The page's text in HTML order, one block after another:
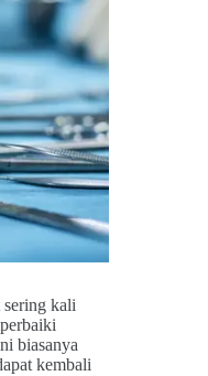
sering kali
biasanya
kembali